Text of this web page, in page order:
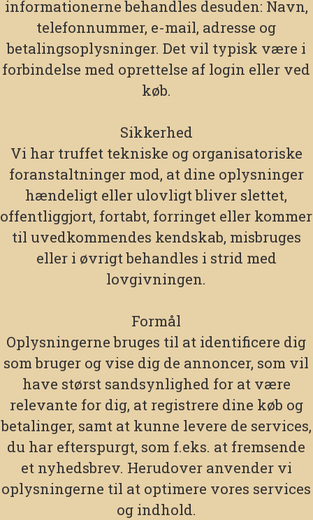
informationerne behandles desuden: Navn,
telefonnummer, e-mail, adresse og
betalingsoplysninger. Det vil typisk være i
forbindelse med oprettelse af login eller ved
køb.
Sikkerhed
Vi har truffet tekniske og organisatoriske
foranstaltninger mod, at dine oplysninger
hændeligt eller ulovligt bliver slettet,
offentliggjort, fortabt, forringet eller kommer
til uvedkommendes kendskab, misbruges
eller i øvrigt behandles i strid med
lovgivningen.
Formål
Oplysningerne bruges til at identificere dig
som bruger og vise dig de annoncer, som vil
have størst sandsynlighed for at være
relevante for dig, at registrere dine køb og
betalinger, samt at kunne levere de services,
du har efterspurgt, som f.eks. at fremsende
et nyhedsbrev. Herudover anvender vi
oplysningerne til at optimere vores services
og indhold.